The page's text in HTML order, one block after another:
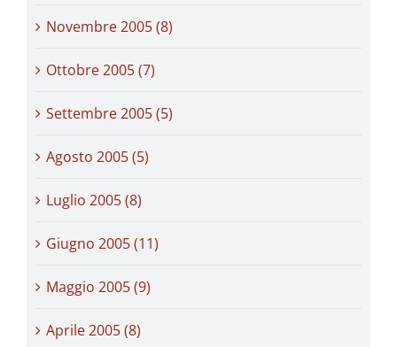
Novembre 2005 (8)
Ottobre 2005 (7)
Settembre 2005 (5)
Agosto 2005 (5)
Luglio 2005 (8)
Giugno 2005 (11)
Maggio 2005 (9)
Aprile 2005 (8)